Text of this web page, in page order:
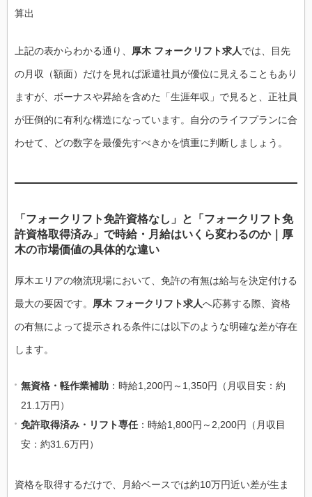
算出
上記の表からわかる通り、 厚木 フォークリフト求人では、目先
の月収（額面）だけを見れば派遣社員が優位に見えることもあり
ますが、ボーナスや昇給を含めた「生涯年収」で見ると、正社員
が圧倒的に有利な構造になっています。自分のライフプランに合
わせて、どの数字を最優先すべきかを慎重に判断しましょう。
「フォークリフト免許資格なし」と「フォークリフト免
許資格取得済み」で時給・月給はいくら変わるのか｜厚
木の市場価値の具体的な違い
厚木エリアの物流現場において、免許の有無は給与を決定付ける
最大の要因です。 厚木 フォークリフト求人へ応募する際、資格
の有無によって提示される条件には以下のような明確な差が存在
します。
無資格・軽作業補助 ：時給1,200円～1,350円（月収目安：約
21.1万円）
免許取得済み・リフト専任 ：時給1,800円～2,200円（月収目
安：約31.6万円）
資格を取得するだけで、月給ベースでは約10万円近い差が生ま